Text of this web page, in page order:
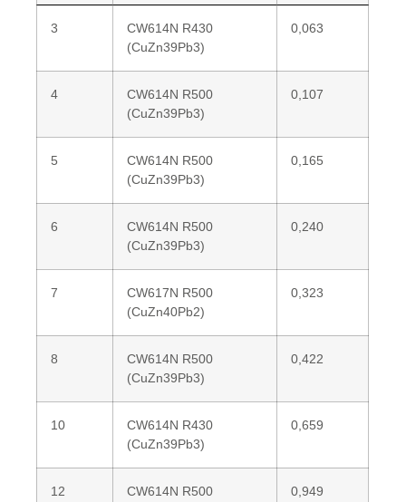
3
CW614N R430
(CuZn39Pb3)
0,063
4
CW614N R500
(CuZn39Pb3)
0,107
5
CW614N R500
(CuZn39Pb3)
0,165
6
CW614N R500
(CuZn39Pb3)
0,240
7
CW617N R500
(CuZn40Pb2)
0,323
8
CW614N R500
(CuZn39Pb3)
0,422
10
CW614N R430
(CuZn39Pb3)
0,659
12
CW614N R500
0,949